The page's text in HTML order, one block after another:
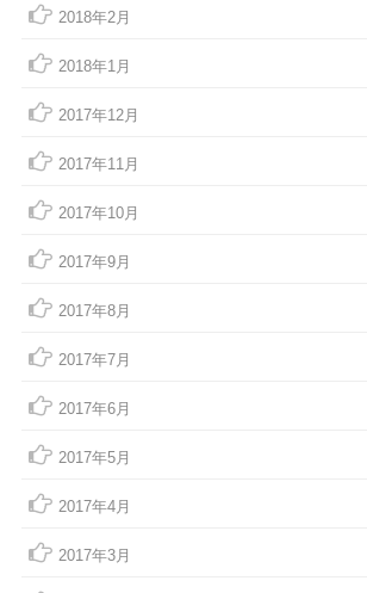
2018年2月
2018年1月
2017年12月
2017年11月
2017年10月
2017年9月
2017年8月
2017年7月
2017年6月
2017年5月
2017年4月
2017年3月